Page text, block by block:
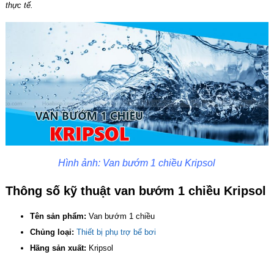
thực tế.
Hình ảnh: Van bướm 1 chiều Kripsol
Thông số kỹ thuật van bướm 1 chiều Kripsol
Tên sản phẩm: Van bướm 1 chiều
Chủng loại: Thiết bị phụ trợ bể bơi
Hãng sản xuất: Kripsol